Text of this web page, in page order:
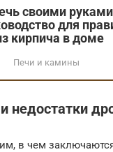
своими
для
кирпича в доме
Печи и камины
недостатки
в чем